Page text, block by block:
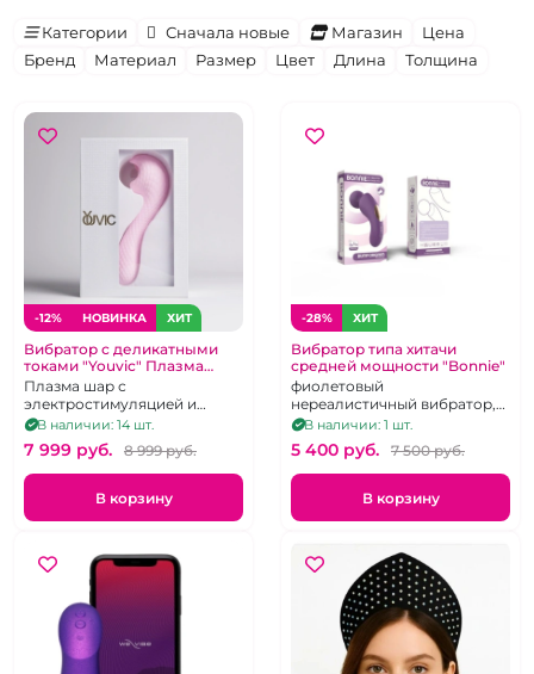
Категории Сначала новые Магазин
Цена
Бренд
Материал Размер Цвет Длина Толщина
-12% НОВИНКА ХИТ
Вибратор с деликатными
токами "Youvic" Плазма
Магия, Релакс и Секс
Плазма шар с
электростимуляцией и
подогревом для эрогенных
зон и массажа на
силиконовой вибро ручке
для внутренней стимуляции
В наличии: 14 шт.
7 999 pуб. 8 999 pуб.
В корзину
-28% ХИТ
Вибратор типа хитачи
средней мощности "Bonnie"
фиолетовый
нереалистичный вибратор,
10 режимов, аналог хитачи
В наличии: 1 шт.
5 400 pуб. 7 500 pуб.
В корзину